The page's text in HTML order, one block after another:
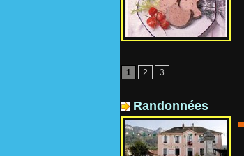
1 2 3
Randonnées